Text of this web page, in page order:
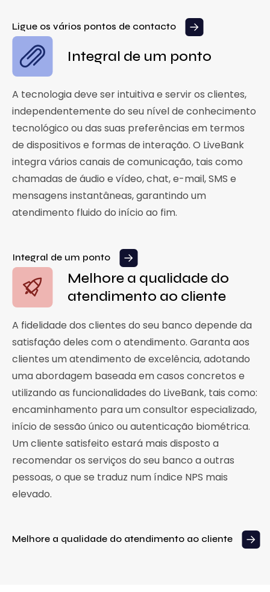
Ligue os vários pontos de contacto
Integral de um ponto
A tecnologia deve ser intuitiva e servir os clientes,
independentemente do seu nível de conhecimento
tecnológico ou das suas preferências em termos
de dispositivos e formas de interação. O LiveBank
integra vários canais de comunicação, tais como
chamadas de áudio e vídeo, chat, e-mail, SMS e
mensagens instantâneas, garantindo um
atendimento fluido do início ao fim.
Integral de um ponto
Melhore a qualidade do
atendimento ao cliente
A fidelidade dos clientes do seu banco depende da
satisfação deles com o atendimento. Garanta aos
clientes um atendimento de excelência, adotando
uma abordagem baseada em casos concretos e
utilizando as funcionalidades do LiveBank, tais como:
encaminhamento para um consultor especializado,
início de sessão único ou autenticação biométrica.
Um cliente satisfeito estará mais disposto a
recomendar os serviços do seu banco a outras
pessoas, o que se traduz num índice NPS mais
elevado.
Melhore a qualidade do atendimento ao cliente